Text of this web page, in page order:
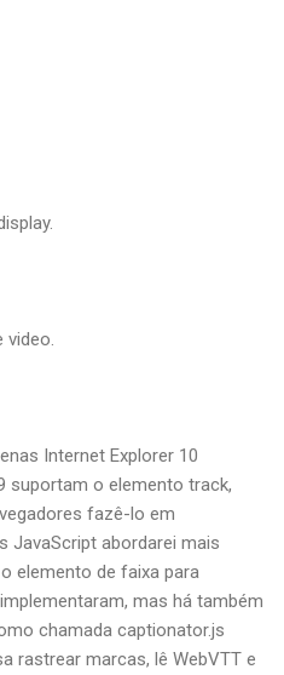
Internet Explorer 10
suportam o elemento track,
fazê-lo em
JavaScript abordarei mais
elemento de faixa para
mas há também
chamada captionator.js
rastrear marcas, lê WebVTT e